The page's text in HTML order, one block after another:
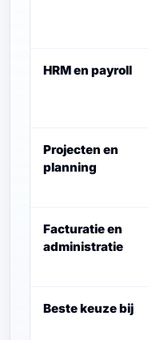
HRM en payroll
Projecten en
planning
Facturatie en
administratie
Beste keuze bij